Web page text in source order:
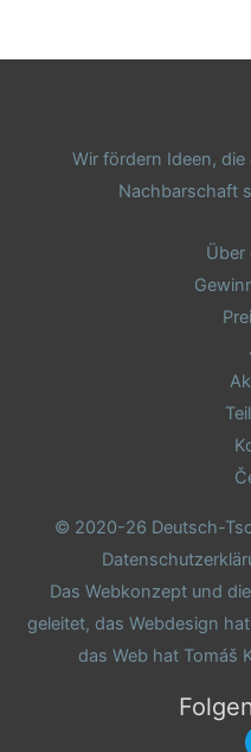
Wir fördern Ideen,
Nachbarschaft
Über
© 2020-26 Deutsch-
Das Webkonzept und
geleitet, das Webdesign hat
das Web hat Tomáš